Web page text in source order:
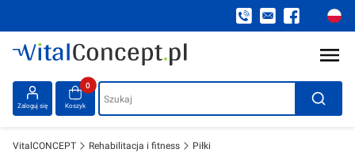
Zaloguj się
Produkty w koszyku: 0. Zobacz szczegóły
Koszyk Szukaj
VitalCONCEPT Rehabilitacja i fitness Piłki